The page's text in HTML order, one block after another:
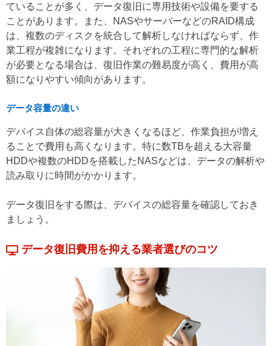
ていることが多く、データ復旧に専用技術や設備を要する
ことがあります。また、NASやサーバーなどのRAID構成
は、複数のディスクを統合して解析しなければならず、作
業工程が複雑になります。それぞれの工程に専門的な解析
が必要となる場合は、復旧作業の難易度が高く、費用が高
額になりやすい傾向があります。
データ容量の違い
デバイス自体の総容量が大きくなるほど、作業負担が増え
ることで費用も高くなります。特に数TBを超える大容量
HDDや複数のHDDを搭載したNASなどは、データの解析や
読み取りに時間がかかります。
データ復旧をする際は、デバイスの総容量を確認しておき
ましょう。
データ復旧費用を抑える業者選びのコツ